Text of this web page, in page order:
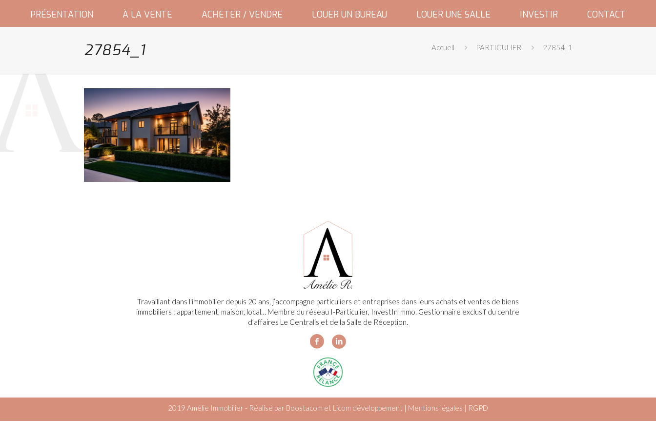
PRÉSENTATION À LA VENTE ACHETER / VENDRE LOUER UN BUREAU LOUER UNE SALLE INVESTIR CONTACT
27854_1 Accueil PARTICULIER 27854_1
Travaillant dans l'immobilier depuis 20 ans, j’accompagne particuliers et entreprises dans leurs achats et ventes de biens
immobiliers : appartement, maison, local… Membre du réseau I-Particulier, InvestInImmo. Gestionnaire exclusif du centre
d’affaires Le Centralis et de la Salle de Réception.
2019 Amélie Immobilier - Réalisé par Boostacom et Licom développement | Mentions légales | RGPD